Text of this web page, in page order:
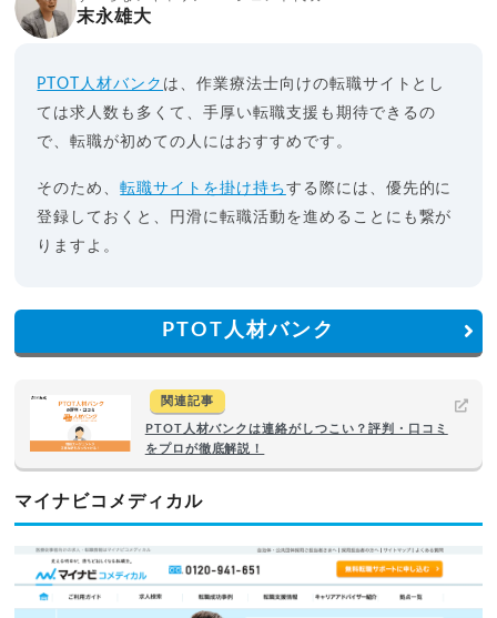
末永雄大
PTOT人材バンク は、作業療法士向けの転職サイトとし
ては求人数も多くて、手厚い転職支援も期待できるの
で、転職が初めての人にはおすすめです。
そのため、転職サイトを掛け持ちする際には、優先的に
登録しておくと、円滑に転職活動を進めることにも繋が
りますよ。
PTOT人材バンク
関連記事
PTOT人材バンクは連絡がしつこい？評判・口コミ
をプロが徹底解説！
マイナビコメディカル